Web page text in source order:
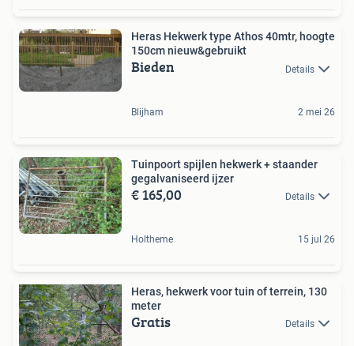
Heras Hekwerk type Athos 40mtr, hoogte
150cm nieuw&gebruikt
Bieden Details
Blijham 2 mei 26
Tuinpoort spijlen hekwerk + staander
gegalvaniseerd ijzer
€ 165,00 Details
Holtheme 15 jul 26
Heras, hekwerk voor tuin of terrein, 130
meter
Gratis Details